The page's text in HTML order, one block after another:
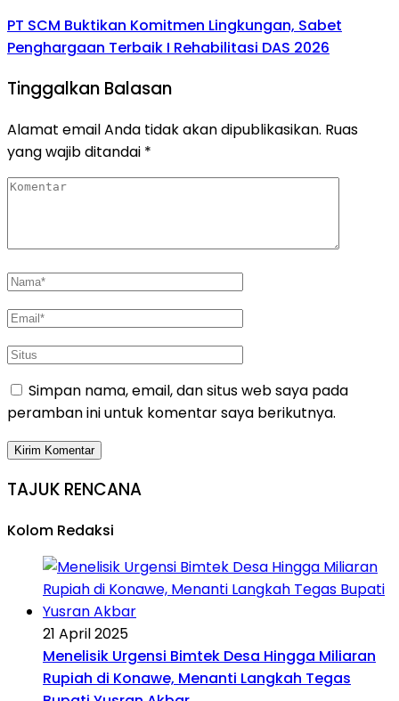
PT SCM Buktikan Komitmen Lingkungan, Sabet
Penghargaan Terbaik I Rehabilitasi DAS 2026
Tinggalkan Balasan
Alamat email Anda tidak akan dipublikasikan. Ruas
yang wajib ditandai *
Simpan nama, email, dan situs web saya pada
peramban ini untuk komentar saya berikutnya.
TAJUK RENCANA
Kolom Redaksi
21 April 2025
Menelisik Urgensi Bimtek Desa Hingga Miliaran
Rupiah di Konawe, Menanti Langkah Tegas